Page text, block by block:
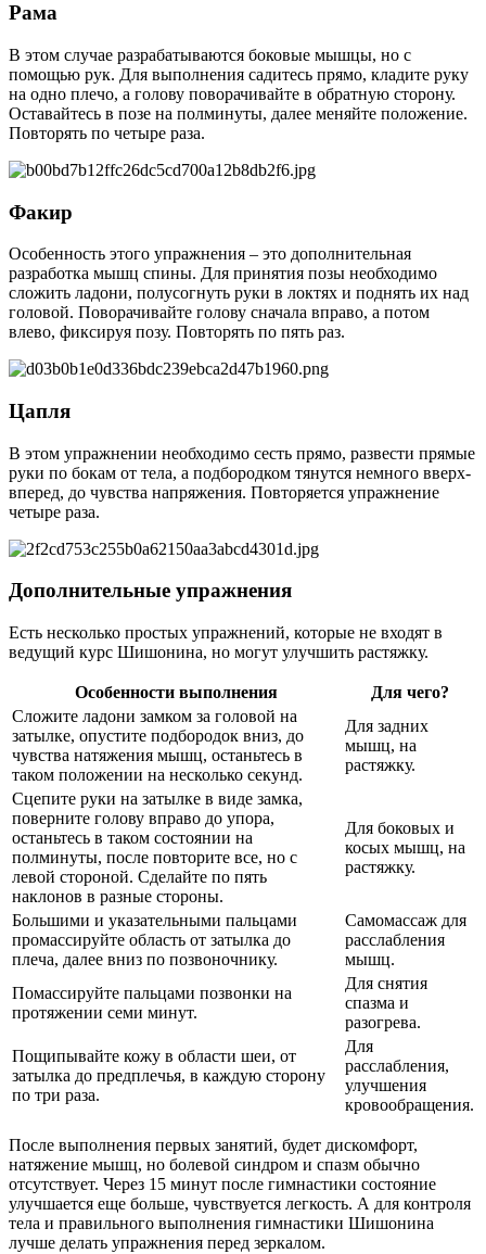
Рама
В этом случае разрабатываются боковые мышцы, но с
помощью рук. Для выполнения садитесь прямо, кладите руку
на одно плечо, а голову поворачивайте в обратную сторону.
Оставайтесь в позе на полминуты, далее меняйте положение.
Повторять по четыре раза.
Факир
Особенность этого упражнения – это дополнительная
разработка мышц спины. Для принятия позы необходимо
сложить ладони, полусогнуть руки в локтях и поднять их над
головой. Поворачивайте голову сначала вправо, а потом
влево, фиксируя позу. Повторять по пять раз.
Цапля
В этом упражнении необходимо сесть прямо, развести прямые
руки по бокам от тела, а подбородком тянутся немного вверх-
вперед, до чувства напряжения. Повторяется упражнение
четыре раза.
Дополнительные упражнения
Есть несколько простых упражнений, которые не входят в
ведущий курс Шишонина, но могут улучшить растяжку.
Особенности выполнения
Для чего?
Сложите ладони замком за головой на
затылке, опустите подбородок вниз, до
чувства натяжения мышц, останьтесь в
таком положении на несколько секунд.
Для задних
мышц, на
растяжку.
Сцепите руки на затылке в виде замка,
поверните голову вправо до упора,
останьтесь в таком состоянии на
полминуты, после повторите все, но с
левой стороной. Сделайте по пять
наклонов в разные стороны.
Для боковых и
косых мышц, на
растяжку.
Большими и указательными пальцами
промассируйте область от затылка до
плеча, далее вниз по позвоночнику.
Самомассаж для
расслабления
мышц.
Помассируйте пальцами позвонки на
протяжении семи минут.
Для снятия
спазма и
разогрева.
Пощипывайте кожу в области шеи, от
затылка до предплечья, в каждую сторону
по три раза.
Для
расслабления,
улучшения
кровообращения.
После выполнения первых занятий, будет дискомфорт,
натяжение мышц, но болевой синдром и спазм обычно
отсутствует. Через 15 минут после гимнастики состояние
улучшается еще больше, чувствуется легкость. А для контроля
тела и правильного выполнения гимнастики Шишонина
лучше делать упражнения перед зеркалом.